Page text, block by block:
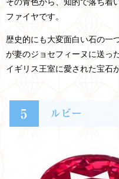
ファイヤです。
歴史的にも大変面白い石の一
が妻のジョセフィーヌに送っ
イギリス王室に愛された宝石
5 ルビー